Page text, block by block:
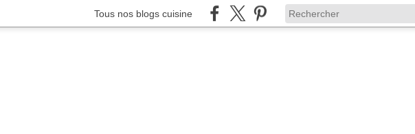
Tous nos blogs cuisine